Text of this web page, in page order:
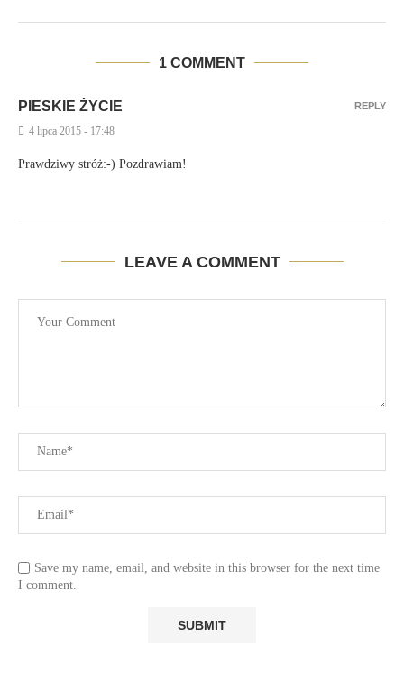
1 COMMENT
PIESKIE ŻYCIE
4 lipca 2015 - 17:48
Prawdziwy stróż:-) Pozdrawiam!
REPLY
LEAVE A COMMENT
Save my name, email, and website in this browser for the next time
I comment.